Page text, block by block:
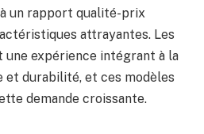
un rapport qualité-prix
attrayantes. Les
expérience intégrant à la
durabilité, et ces modèles
demande croissante.